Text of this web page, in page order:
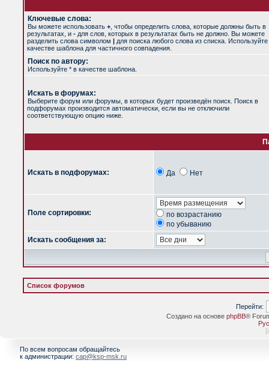
Ключевые слова:
Вы можете использовать + , чтобы определить слова, которые должны быть в
результатах, и - для слов, которых в результатах быть не должно. Вы можете
разделить слова символом | для поиска любого слова из списка. Используйте
качестве шаблона для частичного совпадения.
Поиск по автору:
Используйте * в качестве шаблона.
Искать в форумах:
Выберите форум или форумы, в которых будет произведён поиск. Поиск в
подфорумах производится автоматически, если вы не отключили
соответствующую опцию ниже.
Искать в подфорумах: Да Нет
Поле сортировки:
по возрастанию
по убыванию
Искать сообщения за:
Список форумов
Перейти:
Создано на основе phpBB®
[
По всем вопросам обращайтесь
к администрации: cap@ksp-msk.ru